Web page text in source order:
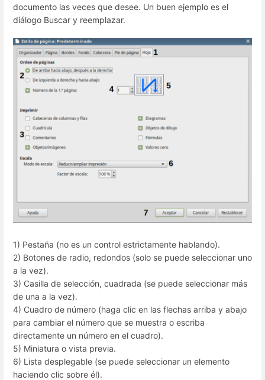
documento las veces que desee. Un buen ejemplo es el
diálogo Buscar y reemplazar.
1) Pestaña (no es un control estrictamente hablando).
2) Botones de radio, redondos (solo se puede seleccionar uno
a la vez).
3) Casilla de selección, cuadrada (se puede seleccionar más
de una a la vez).
4) Cuadro de número (haga clic en las flechas arriba y abajo
para cambiar el número que se muestra o escriba
directamente un número en el cuadro).
5) Miniatura o vista previa.
6) Lista desplegable (se puede seleccionar un elemento
haciendo clic sobre él).